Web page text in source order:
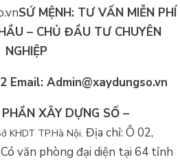
SỨ MỆNH: TƯ VẤN MIỄN PHÍ
– CHỦ ĐẦU TƯ CHUYÊN
NGHIỆP
Email: Admin@xaydungso.vn
XÂY DỰNG SỐ –
KHDT TP.Hà Nội. Địa chỉ: Ô 02,
văn phòng đại diện tại 64 tỉnh